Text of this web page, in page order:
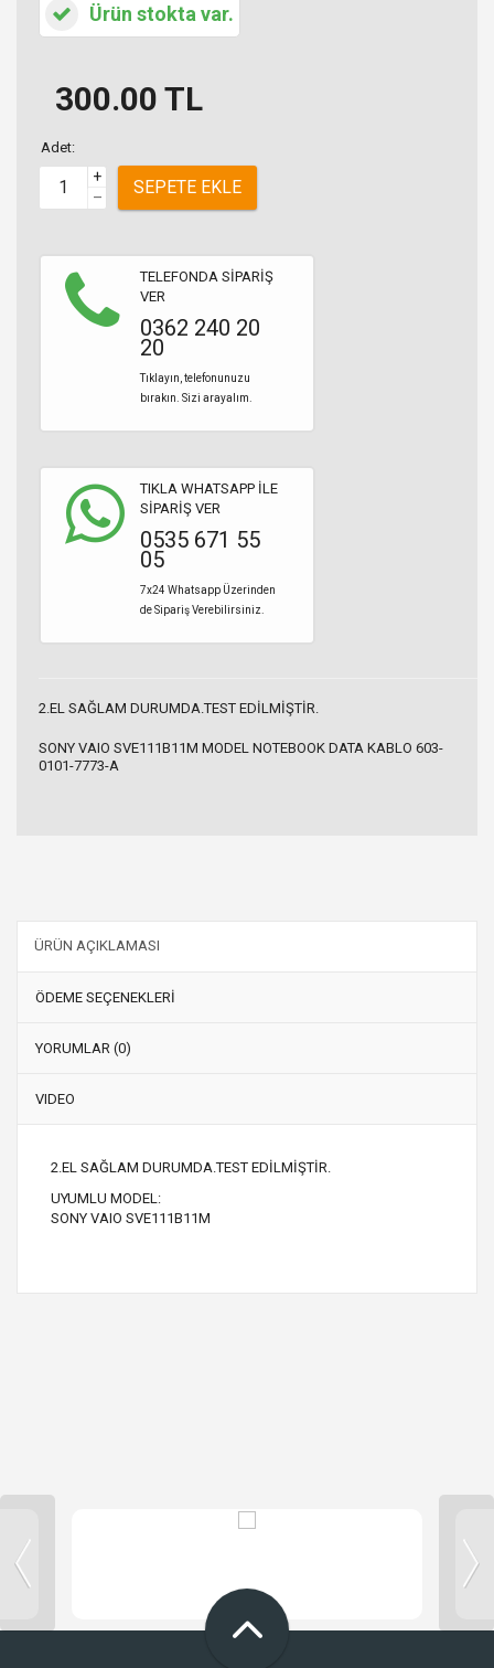
Ürün stokta var.
300.00 TL
Adet:
+
–
SEPETE EKLE
TELEFONDA SİPARİŞ
VER
0362 240 20
20
Tıklayın, telefonunuzu
bırakın. Sizi arayalım.
TIKLA WHATSAPP İLE
SİPARİŞ VER
0535 671 55
05
7x24 Whatsapp Üzerinden
de Sipariş Verebilirsiniz.
2.EL SAĞLAM DURUMDA.TEST EDİLMİŞTİR.
SONY VAIO SVE111B11M MODEL NOTEBOOK DATA KABLO 603-
0101-7773-A
ÜRÜN AÇIKLAMASI
ÖDEME SEÇENEKLERİ
YORUMLAR (0)
VIDEO
2.EL SAĞLAM DURUMDA.TEST EDİLMİŞTİR.
UYUMLU MODEL:
SONY VAIO SVE111B11M